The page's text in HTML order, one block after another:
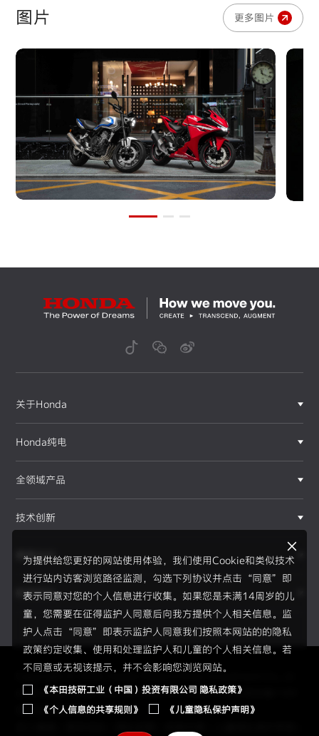
图片 更多图片
为提供给您更好的网站使用体验，我们使用Cookie和类似技术
进行站内访客浏览路径监测，勾选下列协议并点击“同意”即
表示同意对您的个人信息进行收集。如果您是未满14周岁的儿
童，您需要在征得监护人同意后向我方提供个人相关信息。监
护人点击“同意”即表示监护人同意我们按照本网站的的隐私
政策约定收集、使用和处理监护人和儿童的个人相关信息。若
不同意或无视该提示，并不会影响您浏览网站。
《本田技研工业（中国）投资有限公司 隐私政策》
《个人信息的共享规则》
《儿童隐私保护声明》
关于Honda
Honda纯电
全领域产品
技术创新
赛事运动
新闻资讯
Copyright © 2026 Honda Motor(China) Investment Co., Lt
d. All Right Reserved.京ICP备05023886号 京公网安备1101
0502034595号
F1®赛事